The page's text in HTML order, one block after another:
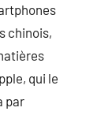
chinois,
qui le
par